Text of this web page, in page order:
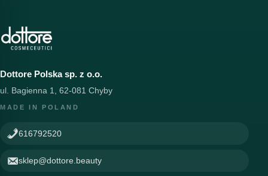
Dottore Polska sp. z o.o.
ul. Bagienna 1, 62-081 Chyby
MADE IN POLAND
616792520
sklep@dottore.beauty